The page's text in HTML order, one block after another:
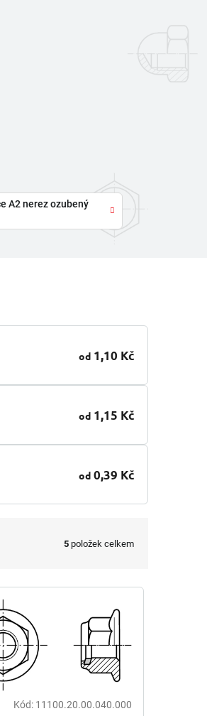
A2 nerez ozubený
od 1,10 Kč
od 1,15 Kč
od 0,39 Kč
5 položek celkem
Kód: 11100.20.00.040.000